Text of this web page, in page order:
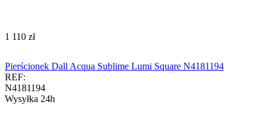
‍1 110‍ zł
Pierścionek Dall Acqua Sublime Lumi Square N4181194
REF:
N4181194
Wysyłka 24h